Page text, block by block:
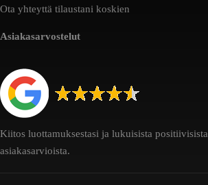
Ota yhteyttä tilaustani koskien
Asiakasarvostelut
Kiitos luottamuksestasi ja lukuisista positiivisista
asiakasarvioista.